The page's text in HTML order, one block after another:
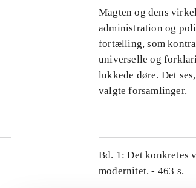
Magten og dens
administration og
fortælling, som
universelle og
lukkede døre. Det
valgte forsamlinger.
Bd. 1: Det konkretes
modernitet. - 463 s.